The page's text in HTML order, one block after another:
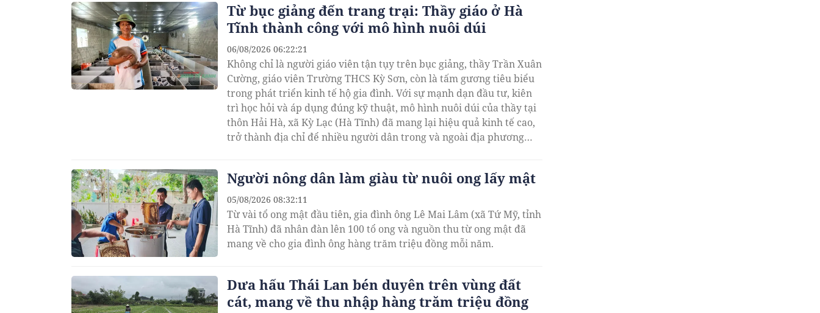
Từ bục giảng đến trang trại: Thầy giáo ở Hà
Tĩnh thành công với mô hình nuôi dúi
Không chỉ là người giáo viên tận tụy trên bục giảng, thầy Trần Xuân
Cường, giáo viên Trường THCS Kỳ Sơn, còn là tấm gương tiêu biểu
trong phát triển kinh tế hộ gia đình. Với sự mạnh dạn đầu tư, kiên
trì học hỏi và áp dụng đúng kỹ thuật, mô hình nuôi dúi của thầy tại
thôn Hải Hà, xã Kỳ Lạc (Hà Tĩnh) đã mang lại hiệu quả kinh tế cao,
trở thành địa chỉ để nhiều người dân trong và ngoài địa phương
06/08/2026 06:22:21
Người nông dân làm giàu từ nuôi ong lấy mật
Từ vài tổ ong mật đầu tiên, gia đình ông Lê Mai Lâm (xã Tứ Mỹ, tỉnh
Hà Tĩnh) đã nhân đàn lên 100 tổ ong và nguồn thu từ ong mật đã
mang về cho gia đình ông hàng trăm triệu đồng mỗi năm.
05/08/2026 08:32:11
Dưa hấu Thái Lan bén duyên trên vùng đất
cát, mang về thu nhập hàng trăm triệu đồng